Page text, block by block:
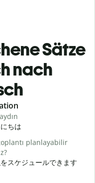
Sätze
nach
ちは
planlayabilir
スケジュールできます